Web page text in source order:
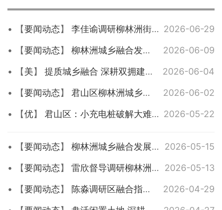
【要闻动态】 李佳谕调研柳林洲街道工作 2026-06-29
【要闻动态】 柳林洲城乡融合发展规划方案讨论会议召开 2026-06-09
【美】 提质城乡融合 深耕双拥建设——柳林洲街道精心打造特色双拥主题公园 2026-06-04
【要闻动态】 君山区柳林洲城乡融合发展规划方案讨论会召开 2026-06-02
【优】 君山区：小充电桩破解大难题 城乡融合惠民生 2026-05-22
【要闻动态】 柳林洲城乡融合发展规划方案汇报会暨工作调度会召开 2026-05-15
【要闻动态】 雷欣督导调研柳林洲城乡融合发展项目建设工作 2026-05-13
【要闻动态】 陈淼调研区融合指挥平台建设工作 2026-04-29